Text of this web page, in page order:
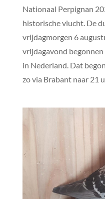
Nationaal Perpignan
historische vlucht. De
vrijdagmorgen 6
vrijdagavond begonnen
in Nederland. Dat
zo via Brabant naar 21